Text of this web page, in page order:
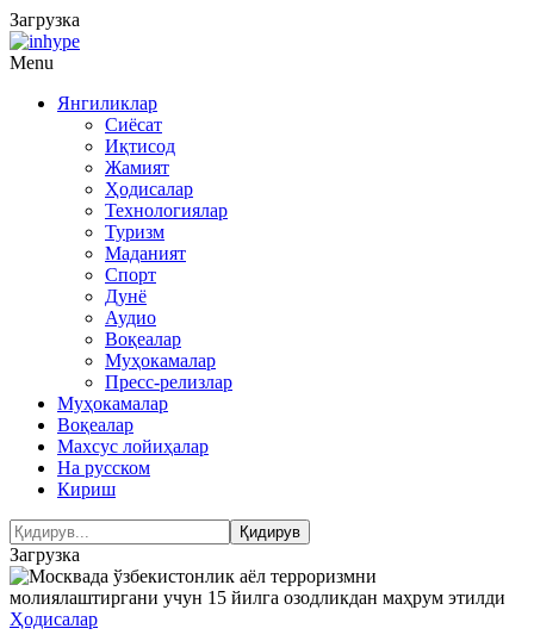
Загрузка
Menu
Янгиликлар
Сиёсат
Иқтисод
Жамият
Ҳодисалар
Технологиялар
Туризм
Маданият
Спорт
Дунё
Аудио
Воқеалар
Муҳокамалар
Пресс-релизлар
Муҳокамалар
Воқеалар
Махсус лойиҳалар
На русском
Кириш
Загрузка
Ҳодисалар